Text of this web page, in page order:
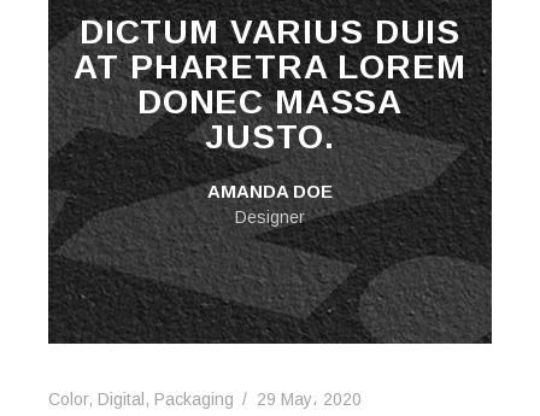
DICTUM VARIUS DUIS
AT PHARETRA LOREM
DONEC MASSA
JUSTO.
AMANDA DOE
Designer
Color, Digital, Packaging 29 May، 2020